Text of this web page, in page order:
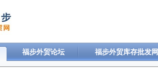
福步外贸论坛 福步外贸库存批发网